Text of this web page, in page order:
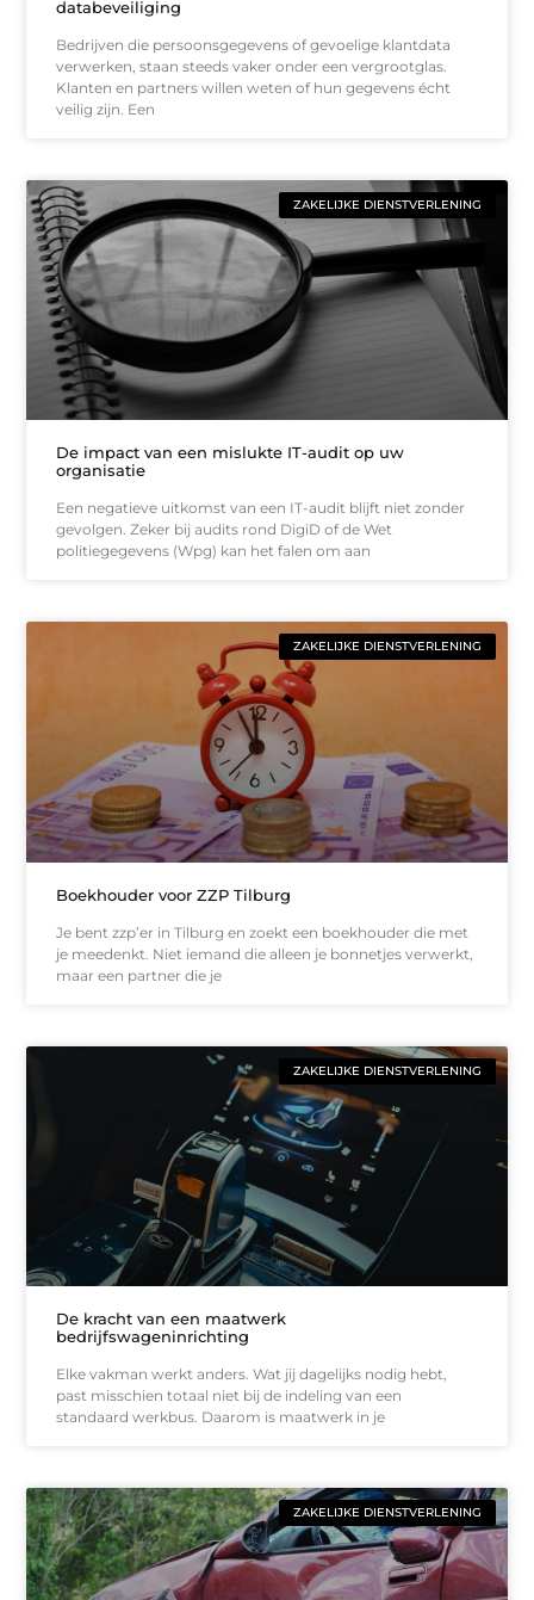
databeveiliging
Bedrijven die persoonsgegevens of gevoelige klantdata
verwerken, staan steeds vaker onder een vergrootglas.
Klanten en partners willen weten of hun gegevens écht
veilig zijn. Een
ZAKELIJKE DIENSTVERLENING
De impact van een mislukte IT-audit op uw
organisatie
Een negatieve uitkomst van een IT-audit blijft niet zonder
gevolgen. Zeker bij audits rond DigiD of de Wet
politiegegevens (Wpg) kan het falen om aan
ZAKELIJKE DIENSTVERLENING
Boekhouder voor ZZP Tilburg
Je bent zzp’er in Tilburg en zoekt een boekhouder die met
je meedenkt. Niet iemand die alleen je bonnetjes verwerkt,
maar een partner die je
ZAKELIJKE DIENSTVERLENING
De kracht van een maatwerk
bedrijfswageninrichting
Elke vakman werkt anders. Wat jij dagelijks nodig hebt,
past misschien totaal niet bij de indeling van een
standaard werkbus. Daarom is maatwerk in je
ZAKELIJKE DIENSTVERLENING